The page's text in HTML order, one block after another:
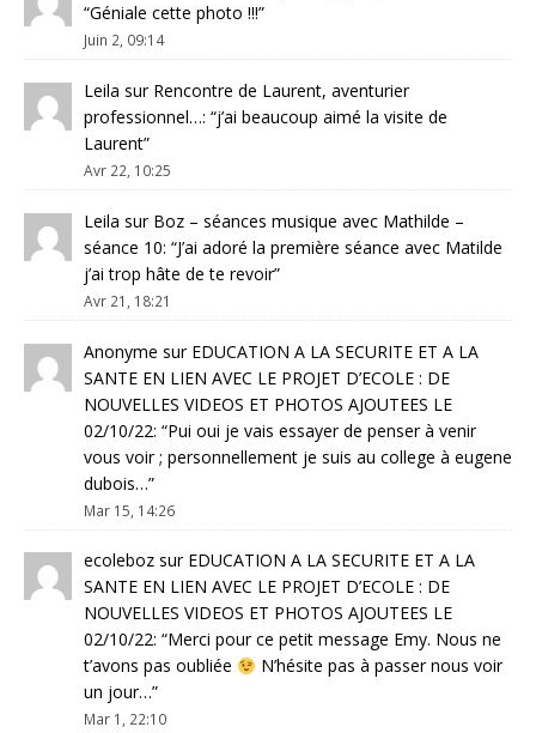
“Géniale cette photo !!!”
Juin 2, 09:14
Leila sur Rencontre de Laurent, aventurier
professionnel…: “j’ai beaucoup aimé la visite de
Laurent”
Avr 22, 10:25
Leila sur Boz – séances musique avec Mathilde –
séance 10: “J’ai adoré la première séance avec Matilde
j’ai trop hâte de te revoir”
Avr 21, 18:21
Anonyme sur EDUCATION A LA SECURITE ET A LA
SANTE EN LIEN AVEC LE PROJET D’ECOLE : DE
NOUVELLES VIDEOS ET PHOTOS AJOUTEES LE
02/10/22: “Pui oui je vais essayer de penser à venir
vous voir ; personnellement je suis au college à eugene
dubois…”
Mar 15, 14:26
ecoleboz sur EDUCATION A LA SECURITE ET A LA
SANTE EN LIEN AVEC LE PROJET D’ECOLE : DE
NOUVELLES VIDEOS ET PHOTOS AJOUTEES LE
02/10/22: “Merci pour ce petit message Emy. Nous ne
t’avons pas oubliée
N’hésite pas à passer nous voir
un jour…”
Mar 1, 22:10